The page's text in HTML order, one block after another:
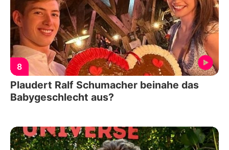
8
Plaudert Ralf Schumacher beinahe das
Babygeschlecht aus?